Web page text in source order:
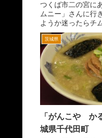
つくば市二の宮に
ムニー」さんに行
ようか迷ったらチ
ます。ただ混んで
れないことが多々
時間帯をずらして
れでも入れないこ
茨城県
「がんこや
城県千代田町